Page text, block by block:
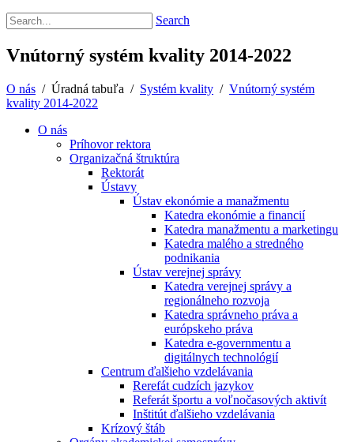
Search
Vnútorný systém kvality 2014-2022
O nás / Úradná tabuľa / Systém kvality / Vnútorný systém
kvality 2014-2022
O nás
Príhovor rektora
Organizačná štruktúra
Rektorát
Ústavy
Ústav ekonómie a manažmentu
Katedra ekonómie a financií
Katedra manažmentu a marketingu
Katedra malého a stredného
podnikania
Ústav verejnej správy
Katedra verejnej správy a
regionálneho rozvoja
Katedra správneho práva a
európskeho práva
Katedra e-governmentu a
digitálnych technológií
Centrum ďalšieho vzdelávania
Rerefát cudzích jazykov
Referát športu a voľnočasových aktivít
Inštitút ďalšieho vzdelávania
Krízový štáb